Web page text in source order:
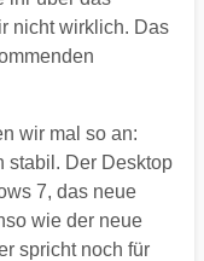
nicht wirklich. Das
wir mal so an:
stabil. Der Desktop
7, das neue
wie der neue
spricht noch für